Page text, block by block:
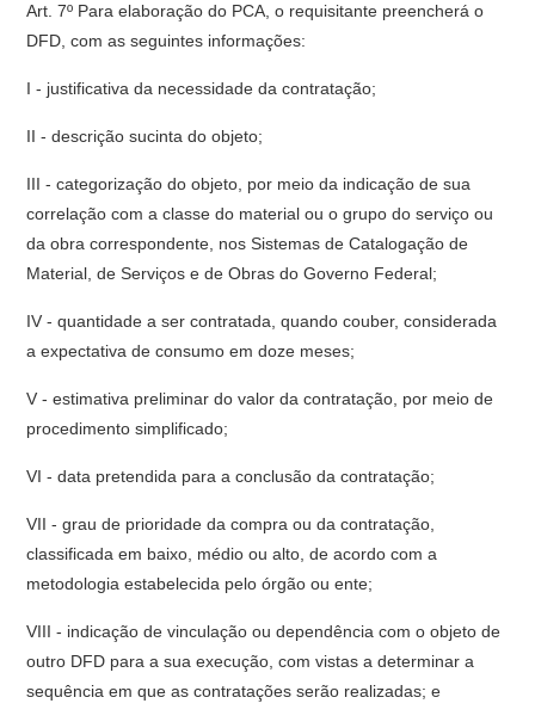
Art. 7º Para elaboração do PCA, o requisitante preencherá o
DFD, com as seguintes informações:
I - justificativa da necessidade da contratação;
II - descrição sucinta do objeto;
III - categorização do objeto, por meio da indicação de sua
correlação com a classe do material ou o grupo do serviço ou
da obra correspondente, nos Sistemas de Catalogação de
Material, de Serviços e de Obras do Governo Federal;
IV - quantidade a ser contratada, quando couber, considerada
a expectativa de consumo em doze meses;
V - estimativa preliminar do valor da contratação, por meio de
procedimento simplificado;
VI - data pretendida para a conclusão da contratação;
VII - grau de prioridade da compra ou da contratação,
classificada em baixo, médio ou alto, de acordo com a
metodologia estabelecida pelo órgão ou ente;
VIII - indicação de vinculação ou dependência com o objeto de
outro DFD para a sua execução, com vistas a determinar a
sequência em que as contratações serão realizadas; e